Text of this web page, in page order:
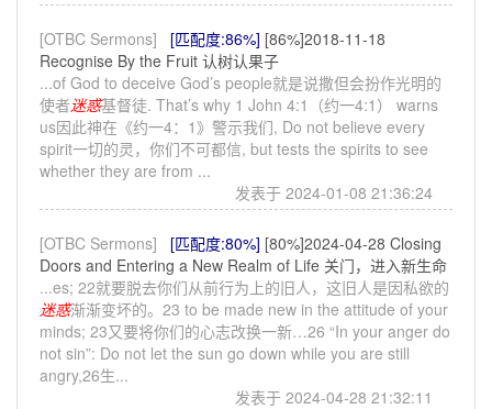
[OTBC Sermons] [匹配度:86%] [86%]2018-11-18
Recognise By the Fruit 认树认果子
...of God to deceive God’s people就是说撒但会扮作光明的
使者迷惑基督徒. That’s why 1 John 4:1（约一4:1） warns
us因此神在《约一4：1》警示我们, Do not believe every
spirit一切的灵，你们不可都信, but tests the spirits to see
whether they are from ...
发表于 2024-01-08 21:36:24
[OTBC Sermons] [匹配度:80%] [80%]2024-04-28 Closing
Doors and Entering a New Realm of Life 关门，进入新生命
...es; 22就要脱去你们从前行为上的旧人，这旧人是因私欲的
迷惑渐渐变坏的。23 to be made new in the attitude of your
minds; 23又要将你们的心志改换一新…26 “In your anger do
not sin”: Do not let the sun go down while you are still
angry,26生...
发表于 2024-04-28 21:32:11